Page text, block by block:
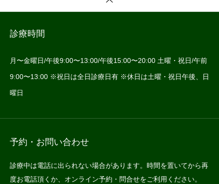
診療時間
月〜金曜日/午後9:00〜13:00/午後15:00〜20:00 土曜・祝日/午前
9:00〜13:00 ※祝日は全日診療日有 ※休日は土曜・祝日午後、日
曜日
予約・お問い合わせ
診療中は電話に出られない場合があります。時間を置いてから再
度お電話頂くか、オンライン予約・問合せをご利用ください。